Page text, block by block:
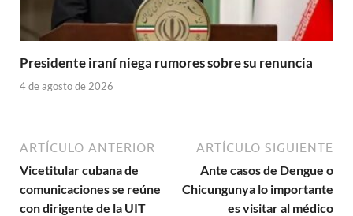
Presidente iraní niega rumores sobre su renuncia
4 de agosto de 2026
ARTÍCULO ANTERIOR
Vicetitular cubana de
comunicaciones se reúne
con dirigente de la UIT
ARTÍCULO SIGUIENTE
Ante casos de Dengue o
Chicungunya lo importante
es visitar al médico